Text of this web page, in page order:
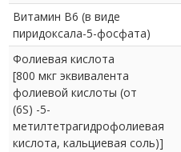
Витамин В6 (в виде
пиридоксала-5-фосфата)
Фолиевая кислота
[800 мкг эквивалента
фолиевой кислоты (от
(6S) -5-
метилтетрагидрофолиевая
кислота, кальциевая соль)]